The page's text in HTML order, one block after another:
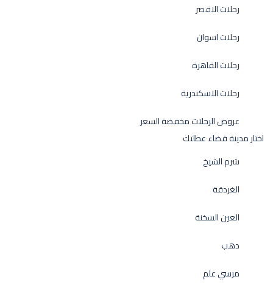
رحلات الاقصر
رحلات اسوان
رحلات القاهرة
رحلات الاسكندرية
عروض الرحلات مخفضة السعر
اختار مدينة قضاء عطلتك
شرم الشيخ
الغردقة
العين السخنة
دهب
مرسي علم